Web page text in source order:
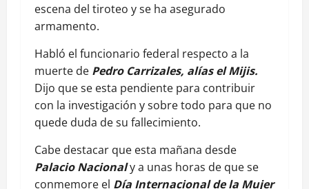
escena del tiroteo y se ha asegurado
armamento.
Habló el funcionario federal respecto a la
muerte de Pedro Carrizales, alías el Mijis.
Dijo que se esta pendiente para contribuir
con la investigación y sobre todo para que no
quede duda de su fallecimiento.
Cabe destacar que esta mañana desde
Palacio Nacionaly a unas horas de que se
conmemore el Día Internacional de la Mujer